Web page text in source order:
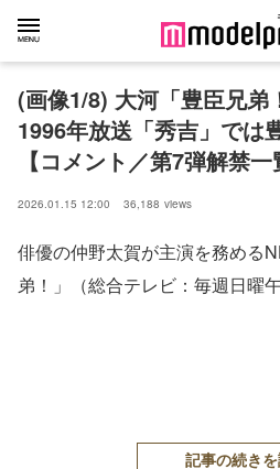
(画像1/8) 大河「豊臣兄弟
1996年放送「秀吉」では
【コメント／第7弾解禁一
2026.01.15 12:00 36,188 views
俳優の仲野太賀が主演を務める
弟！」（総合テレビ：毎週日曜
記事の続き